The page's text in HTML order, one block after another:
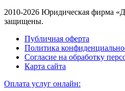
2010-2026 Юридическая фирма
защищены.
Публичная оферта
Политика
Согласие на обработку
Карта сайта
Оплата услуг онлайн: